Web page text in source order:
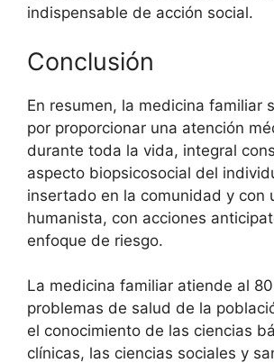
indispensable de acción social.
Conclusión
En resumen, la medicina familiar
por proporcionar una atención
durante toda la vida, integral
aspecto biopsicosocial del
insertado en la comunidad y con
humanista, con acciones
enfoque de riesgo.
La medicina familiar atiende al
problemas de salud de la
el conocimiento de las ciencias
clínicas, las ciencias sociales y